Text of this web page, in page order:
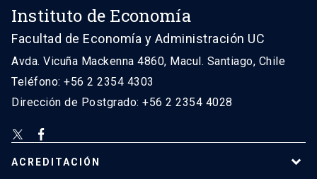
Instituto de Economía
Facultad de Economía y Administración UC
Avda. Vicuña Mackenna 4860, Macul. Santiago, Chile
Teléfono: +56 2 2354 4303
Dirección de Postgrado: +56 2 2354 4028
ACREDITACIÓN